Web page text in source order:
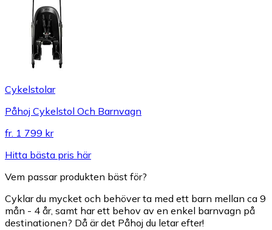
Cykelstolar
Påhoj Cykelstol Och Barnvagn
fr. 1 799 kr
Hitta bästa pris här
Vem passar produkten bäst för?
Cyklar du mycket och behöver ta med ett barn mellan ca 9
mån - 4 år, samt har ett behov av en enkel barnvagn på
destinationen? Då är det Påhoj du letar efter!